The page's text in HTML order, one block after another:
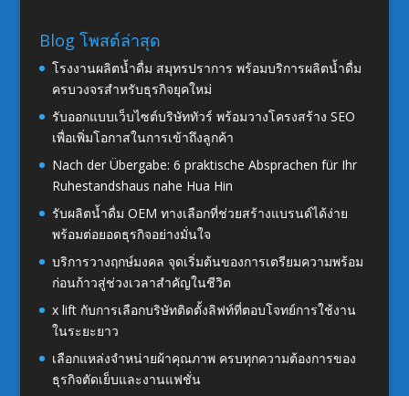
Blog โพสต์ล่าสุด
โรงงานผลิตน้ำดื่ม สมุทรปราการ พร้อมบริการผลิตน้ำดื่ม
ครบวงจรสำหรับธุรกิจยุคใหม่
รับออกแบบเว็บไซต์บริษัททัวร์ พร้อมวางโครงสร้าง SEO
เพื่อเพิ่มโอกาสในการเข้าถึงลูกค้า
Nach der Übergabe: 6 praktische Absprachen für Ihr
Ruhestandshaus nahe Hua Hin
รับผลิตน้ำดื่ม OEM ทางเลือกที่ช่วยสร้างแบรนด์ได้ง่าย
พร้อมต่อยอดธุรกิจอย่างมั่นใจ
บริการวางฤกษ์มงคล จุดเริ่มต้นของการเตรียมความพร้อม
ก่อนก้าวสู่ช่วงเวลาสำคัญในชีวิต
x lift กับการเลือกบริษัทติดตั้งลิฟท์ที่ตอบโจทย์การใช้งาน
ในระยะยาว
เลือกแหล่งจำหน่ายผ้าคุณภาพ ครบทุกความต้องการของ
ธุรกิจตัดเย็บและงานแฟชั่น